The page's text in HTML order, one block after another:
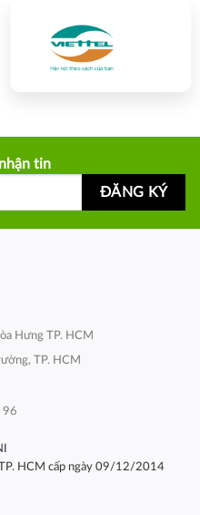
tin
Hưng TP. HCM
TP. HCM
96
HCM cấp ngày 09/12/2014